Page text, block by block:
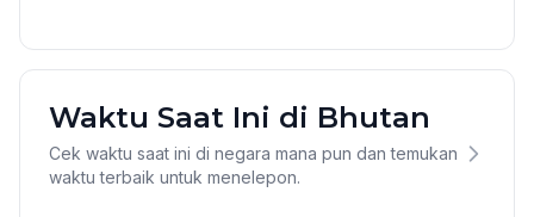
Waktu Saat Ini di Bhutan
Cek waktu saat ini di negara mana pun dan temukan
waktu terbaik untuk menelepon.